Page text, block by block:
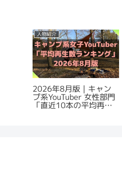
人物紹介
2026年8月版｜キャン
プ系YouTuber 女性部門
「直近10本の平均再生